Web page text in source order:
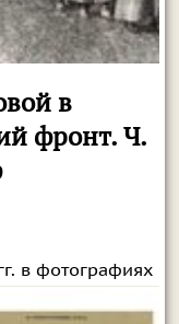
в
фронт. Ч.
в фотографиях